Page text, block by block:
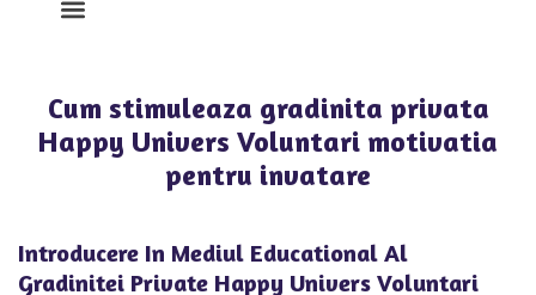
Cum stimuleaza gradinita privata
Happy Univers Voluntari motivatia
pentru invatare
Introducere In Mediul Educational Al
Gradinitei Private Happy Univers Voluntari